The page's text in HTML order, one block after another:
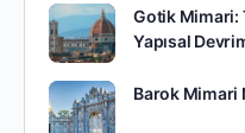
Gotik Mimari:
Yapısal
Barok Mimari